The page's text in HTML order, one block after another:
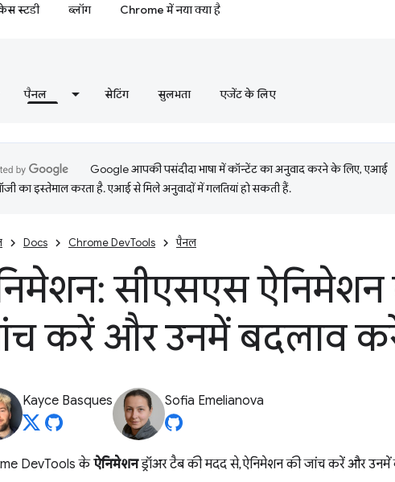
स्टडी ब्लॉग Chrome में नया क्या है
पैनल सेटिंग सुलभता एजेंट के लिए
Google आपकी पसंदीदा भाषा में कॉन्टेंट का अनुवाद करने के लिए, एआई
का इस्तेमाल करता है. एआई से मिले अनुवादों में गलतियां हो सकती हैं.
Docs Chrome DevTools पैनल
सीएसएस
करें और उनमें बदलाव
Kayce Basques Sofia Emelianova
DevTools केऐनिमेशनड्रॉअर टैब की मदद से, ऐनिमेशन की जांच करें और उनमें